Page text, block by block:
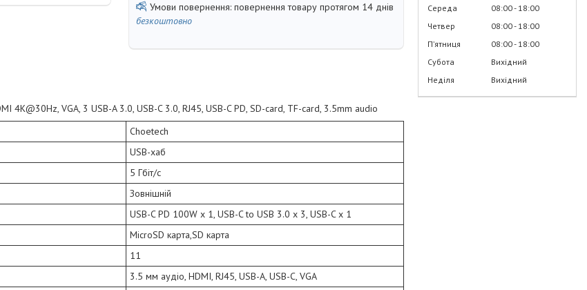
повернення товару протягом 14 днів
безкоштовно
4K@30Hz, VGA, 3 USB-A 3.0, USB-C 3.0, RJ45, USB-C PD, SD-card, TF-card, 3.5mm audio
Choetech
USB-хаб
5 Гбіт/с
Зовнішній
USB-C PD 100W x 1, USB-C to USB 3.0 x 3, USB-C x 1
MicroSD карта,SD карта
11
3.5 мм аудіо, HDMI, RJ45, USB-A, USB-C, VGA
Середа
08:00 18:00
Четвер
08:00 18:00
Пʼятниця
08:00 18:00
Субота
Вихідний
Неділя
Вихідний